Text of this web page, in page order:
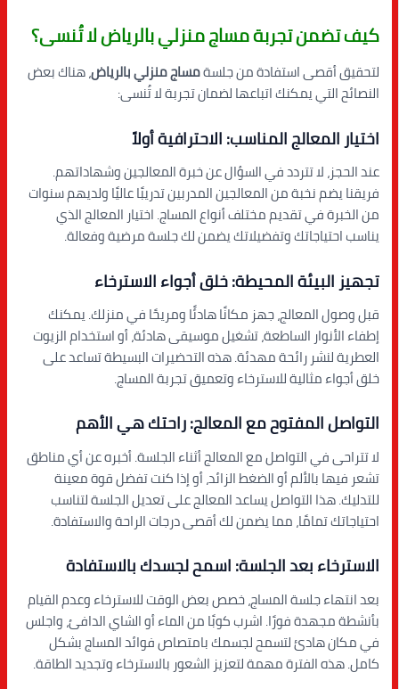
كيف تضمن تجربة مساج منزلي بالرياض لا تُنسى؟
لتحقيق أقصى استفادة من جلسةمساج منزلي بالرياض، هناك بعض
النصائح التي يمكنك اتباعها لضمان تجربة لا تُنسى:
اختيار المعالج المناسب: الاحترافية أولاً
عند الحجز، لا تتردد في السؤال عن خبرة المعالجين وشهاداتهم.
فريقنا يضم نخبة من المعالجين المدربين تدريبًا عاليًا ولديهم سنوات
من الخبرة في تقديم مختلف أنواع المساج. اختيار المعالج الذي
يناسب احتياجاتك وتفضيلاتك يضمن لك جلسة مرضية وفعالة.
تجهيز البيئة المحيطة: خلق أجواء الاسترخاء
قبل وصول المعالج، جهز مكانًا هادئًا ومريحًا في منزلك. يمكنك
إطفاء الأنوار الساطعة، تشغيل موسيقى هادئة، أو استخدام الزيوت
العطرية لنشر رائحة مهدئة. هذه التحضيرات البسيطة تساعد على
خلق أجواء مثالية للاسترخاء وتعميق تجربة المساج.
التواصل المفتوح مع المعالج: راحتك هي الأهم
لا تتراحى في التواصل مع المعالج أثناء الجلسة. أخبره عن أي مناطق
تشعر فيها بالألم أو الضغط الزائد، أو إذا كنت تفضل قوة معينة
للتدليك. هذا التواصل يساعد المعالج على تعديل الجلسة لتناسب
احتياجاتك تمامًا، مما يضمن لك أقصى درجات الراحة والاستفادة.
الاسترخاء بعد الجلسة: اسمح لجسدك بالاستفادة
بعد انتهاء جلسة المساج، خصص بعض الوقت للاسترخاء وعدم القيام
بأنشطة مجهدة فورًا. اشرب كوبًا من الماء أو الشاي الدافئ، واجلس
في مكان هادئ لتسمح لجسمك بامتصاص فوائد المساج بشكل
كامل. هذه الفترة مهمة لتعزيز الشعور بالاسترخاء وتجديد الطاقة.